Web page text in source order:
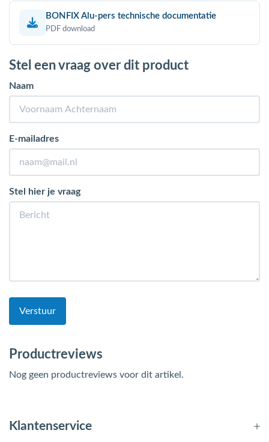
BONFIX Alu-pers technische documentatie
PDF download
Stel een vraag over dit product
Naam
E-mailadres
Stel hier je vraag
Verstuur
Productreviews
Nog geen productreviews voor dit artikel.
Klantenservice